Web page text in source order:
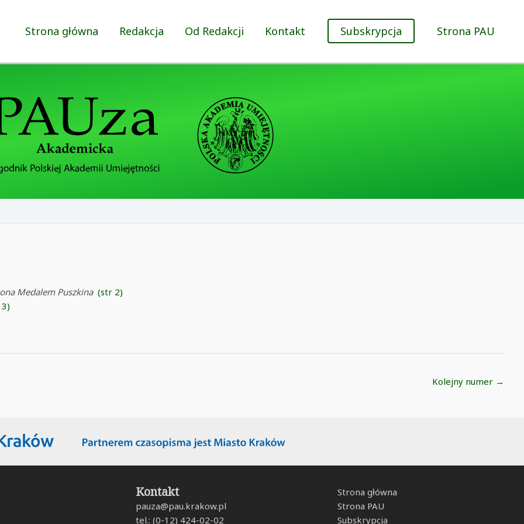
Strona główna Redakcja Od Redakcji Kontakt Subskrypcja Strona PAU
Medalem Puszkina (str 2)
Kolejny numer →
Kontakt
pauza@pau.krakow.pl
tel.: (0-12) 424-02-02
Strona główna
Strona PAU
Subskrypcja